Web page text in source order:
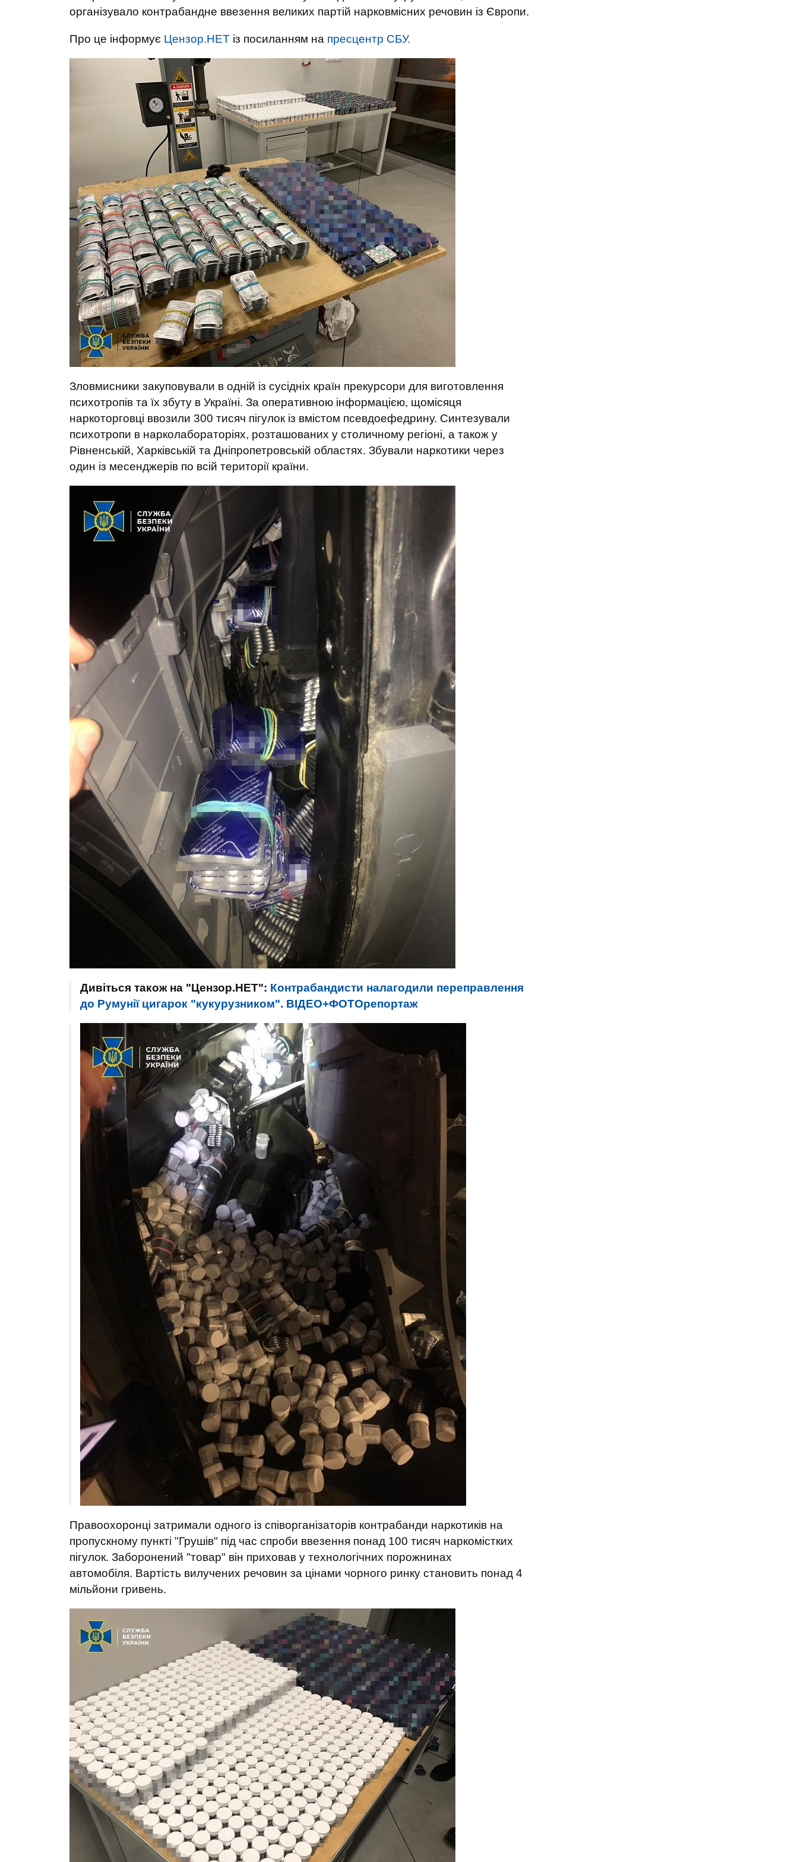
організувало контрабандне ввезення великих партій нарковмісних речовин із Європи.
Про це інформує Цензор.НЕТ із посиланням на пресцентр СБУ.
Зловмисники закуповували в одній із сусідніх країн прекурсори для виготовлення
психотропів та їх збуту в Україні. За оперативною інформацією, щомісяця
наркоторговці ввозили 300 тисяч пігулок із вмістом псевдоефедрину. Синтезували
психотропи в нарколабораторіях, розташованих у столичному регіоні, а також у
Рівненській, Харківській та Дніпропетровській областях. Збували наркотики через
один із месенджерів по всій території країни.
Дивіться також на "Цензор.НЕТ": Контрабандисти налагодили переправлення
до Румунії цигарок "кукурузником". ВІДЕО+ФОТОрепортаж
Правоохоронці затримали одного із співорганізаторів контрабанди наркотиків на
пропускному пункті "Грушів" під час спроби ввезення понад 100 тисяч наркомістких
пігулок. Заборонений "товар" він приховав у технологічних порожнинах
автомобіля. Вартість вилучених речовин за цінами чорного ринку становить понад 4
мільйони гривень.